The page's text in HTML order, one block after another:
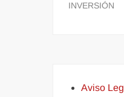
INVERSIÓN
Aviso